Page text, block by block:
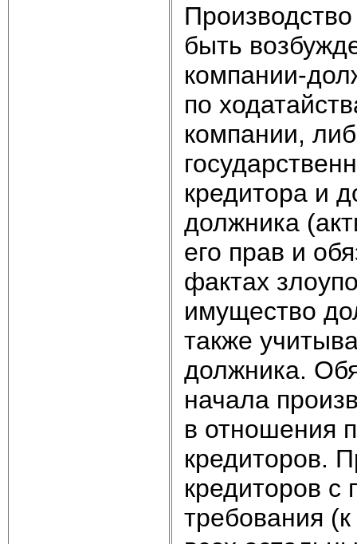
быть
по
компании,
кредитора и
должника
его прав и
фактах
имущество
также
должника.
начала
в отношения
кредиторов.
кредиторов
требования